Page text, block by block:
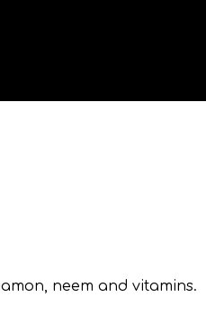
neem and vitamins.